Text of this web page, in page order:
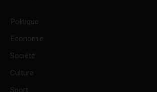
Politique
Economie
Société
Culture
Sport